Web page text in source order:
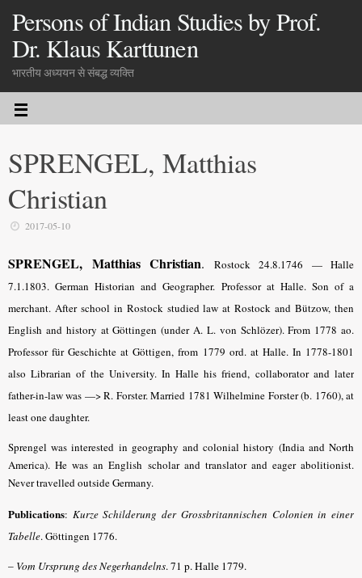
Persons of Indian Studies by Prof.
Dr. Klaus Karttunen
भारतीय अध्ययन से संबद्ध व्यक्ति
SPRENGEL, Matthias
Christian
2017-05-10
SPRENGEL, Matthias Christian.
Rostock 24.8.1746 — Halle
7.1.1803. German Historian and Geographer. Professor at Halle. Son of a
merchant. After school in Rostock studied law at Rostock and Bützow, then
English and history at Göttingen (under A. L. von Schlözer). From 1778 ao.
Professor für Geschichte at Göttigen, from 1779 ord. at Halle. In 1778-1801
also Librarian of the University. In Halle his friend, collaborator and later
father-in-law was —> R. Forster. Married 1781 Wilhelmine Forster (b. 1760), at
least one daughter.
Sprengel was interested in geography and colonial history (India and North
America). He was an English scholar and translator and eager abolitionist.
Never travelled outside Germany.
Publications: Kurze Schilderung der Grossbritannischen Colonien in einer
Tabelle. Göttingen 1776.
– Vom Ursprung des Negerhandelns. 71 p. Halle 1779.